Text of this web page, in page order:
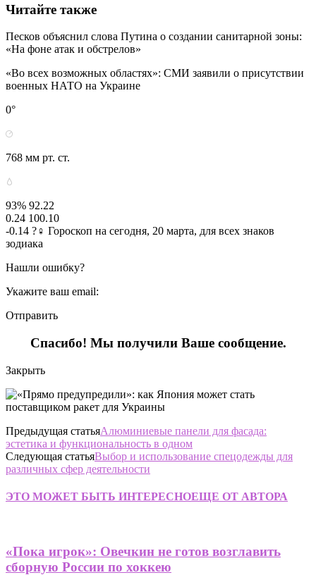
Читайте также
Песков объяснил слова Путина о создании санитарной зоны:
«На фоне атак и обстрелов»
«Во всех возможных областях»: СМИ заявили о присутствии
военных НАТО на Украине
0°
768 мм рт. ст.
93% 92.22
0.24 100.10
-0.14 ?‍♀ Гороскоп на сегодня, 20 марта, для всех знаков
зодиака
Нашли ошибку?
Укажите ваш email:
Отправить
Спасибо! Мы получили Ваше сообщение.
Закрыть
Предыдущая статьяАлюминиевые панели для фасада:
эстетика и функциональность в одном
Следующая статьяВыбор и использование спецодежды для
различных сфер деятельности
ЭТО МОЖЕТ БЫТЬ ИНТЕРЕСНОЕЩЕ ОТ АВТОРА
«Пока игрок»: Овечкин не готов возглавить
сборную России по хоккею